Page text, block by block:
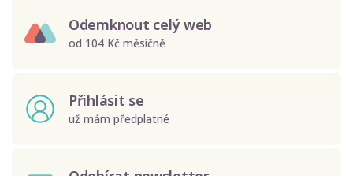
Odemknout celý web
od 104 Kč měsíčně
Přihlásit se
už mám předplatné